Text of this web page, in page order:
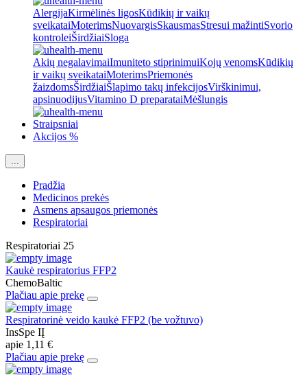
AlergijaKirmėlinės ligosKūdikių ir vaikų
sveikataiMoterimsNuovargisSkausmasStresui mažintiSvorio
kontroleiŠirdžiaiSloga
Akių negalavimaiImuniteto stiprinimuiKojų venomsKūdikių
ir vaikų sveikataiMoterimsPriemonės
žaizdomsŠirdžiaiŠlapimo takų infekcijosVirškinimui,
apsinuodijusVitamino D preparataiMėšlungis
Straipsniai
Akcijos %
...
Pradžia
Medicinos prekės
Asmens apsaugos priemonės
Respiratoriai
Respiratoriai 25
Kaukė respiratorius FFP2
ChemoBaltic
Plačiau apie prekę
Respiratorinė veido kaukė FFP2 (be vožtuvo)
InsSpe IĮ
apie 1,11 €
Plačiau apie prekę